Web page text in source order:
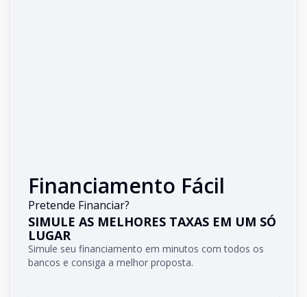
Financiamento Fácil
Pretende Financiar?
SIMULE AS MELHORES TAXAS EM UM SÓ
LUGAR
Simule seu financiamento em minutos com todos os
bancos e consiga a melhor proposta.